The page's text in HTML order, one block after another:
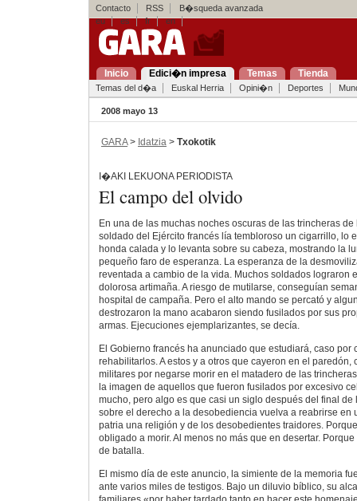
Contacto RSS
B�squeda avanzada
eu
es fr en
Inicio Edici�n impresa Temas Tienda
Temas del d�a Euskal Herria Opini�n Deportes
2008 mayo 13
GARA> Idatzia > Txokotik
I�AKI LEKUONA PERIODISTA
El campo del olvido
En una de las muchas noches oscuras de las trincheras de
soldado del Ejército francés lía tembloroso un cigarrillo, lo
honda calada y lo levanta sobre su cabeza, mostrando la
pequeño faro de esperanza. La esperanza de la
reventada a cambio de la vida. Muchos soldados lograron
dolorosa artimaña. A riesgo de mutilarse, conseguían
hospital de campaña. Pero el alto mando se percató y
destrozaron la mano acabaron siendo fusilados por sus
armas. Ejecuciones ejemplarizantes, se decía.
El Gobierno francés ha anunciado que estudiará, caso por
rehabilitarlos. A estos y a otros que cayeron en el
militares por negarse morir en el matadero de las
la imagen de aquellos que fueron fusilados por excesivo
mucho, pero algo es que casi un siglo después del final de
sobre el derecho a la desobediencia vuelva a reabrirse en
patria una religión y de los desobedientes traidores.
obligado a morir. Al menos no más que en desertar.
de batalla.
El mismo día de este anuncio, la simiente de la memoria
ante varios miles de testigos. Bajo un diluvio bíblico, su